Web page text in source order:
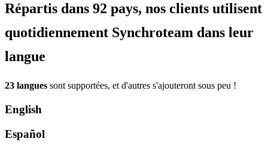
Répartis dans 92 pays, nos clients utilisent
quotidiennement Synchroteam dans leur
langue
23 langues sont supportées, et d'autres s'ajouteront sous peu !
English
Español